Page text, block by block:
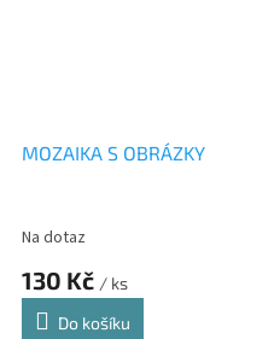
MOZAIKA S OBRÁZKY
Na dotaz
130 Kč / ks
Do košíku